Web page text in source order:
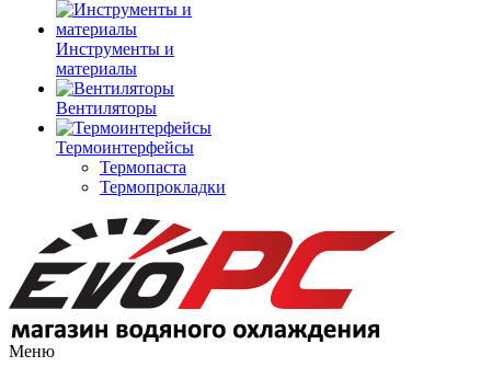
Инструменты и
материалы
Вентиляторы
Термоинтерфейсы
Термопаста
Термопрокладки
Меню